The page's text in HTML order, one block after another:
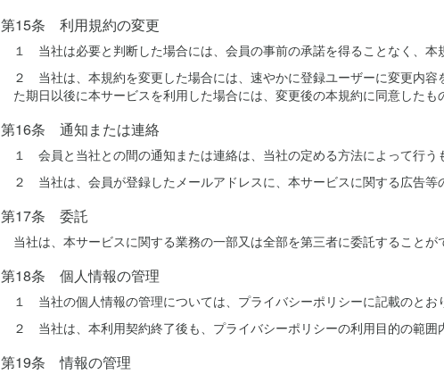
第15条 利用規約の変更
１ 当社は必要と判断した場合には、会員の事前の承諾を得ることなく、本
２ 当社は、本規約を変更した場合には、速やかに登録ユーザーに変更内容
た期日以後に本サービスを利用した場合には、変更後の本規約に同意したも
第16条 通知または連絡
１ 会員と当社との間の通知または連絡は、当社の定める方法によって行う
２ 当社は、会員が登録したメールアドレスに、本サービスに関する広告等
第17条 委託
当社は、本サービスに関する業務の一部又は全部を第三者に委託することが
第18条 個人情報の管理
１ 当社の個人情報の管理については、プライバシーポリシーに記載のとお
２ 当社は、本利用契約終了後も、プライバシーポリシーの利用目的の範囲
第19条 情報の管理